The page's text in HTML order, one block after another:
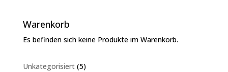
Warenkorb
Es befinden sich keine Produkte im Warenkorb.
Unkategorisiert 55